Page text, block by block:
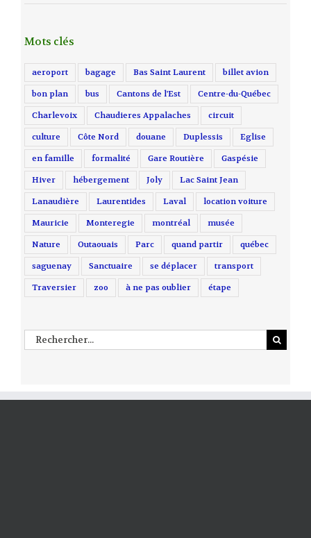
Mots clés
aeroport bagage Bas Saint Laurent billet avion
bon plan bus Cantons de l'Est Centre-du-Québec
Charlevoix Chaudieres Appalaches circuit
culture Côte Nord douane Duplessis Eglise
en famille formalité Gare Routière Gaspésie
Hiver hébergement Joly Lac Saint Jean
Lanaudière Laurentides Laval location voiture
Mauricie Monteregie montréal musée
Nature Outaouais Parc quand partir québec
saguenay Sanctuaire se déplacer transport
Traversier zoo à ne pas oublier étape
Rechercher